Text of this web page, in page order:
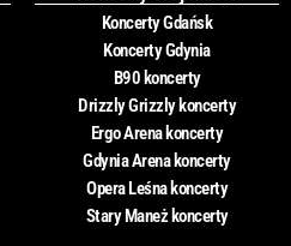
Koncerty Gdańsk
Koncerty Gdynia
B90 koncerty
Drizzly Grizzly koncerty
Ergo Arena koncerty
Gdynia Arena koncerty
Opera Leśna koncerty
Stary Maneż koncerty